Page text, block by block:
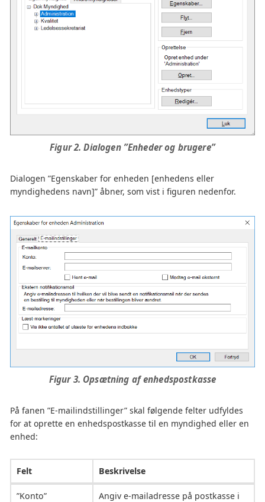
Figur 2. Dialogen ”Enheder og brugere”
Dialogen ”Egenskaber for enheden [enhedens eller
myndighedens navn]” åbner, som vist i figuren nedenfor.
Figur 3. Opsætning af enhedspostkasse
På fanen ”E-mailindstillinger” skal følgende felter udfyldes
for at oprette en enhedspostkasse til en myndighed eller en
enhed:
Felt Beskrivelse
”Konto”
Angiv e-mailadresse på postkasse i